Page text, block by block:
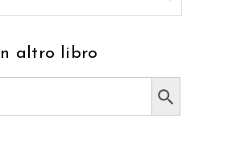
altro libro
Search Button